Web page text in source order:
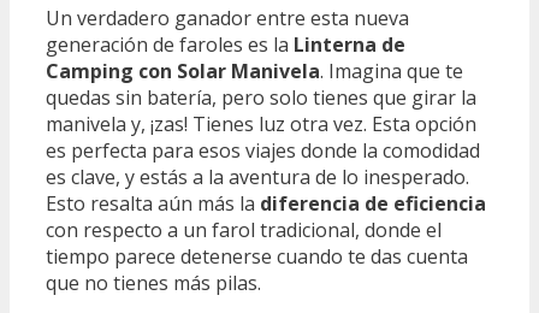
Un verdadero ganador entre esta nueva
generación de faroles es la Linterna de
Camping con Solar Manivela. Imagina que te
quedas sin batería, pero solo tienes que girar la
manivela y, ¡zas! Tienes luz otra vez. Esta opción
es perfecta para esos viajes donde la comodidad
es clave, y estás a la aventura de lo inesperado.
Esto resalta aún más la diferencia de eficiencia
con respecto a un farol tradicional, donde el
tiempo parece detenerse cuando te das cuenta
que no tienes más pilas.